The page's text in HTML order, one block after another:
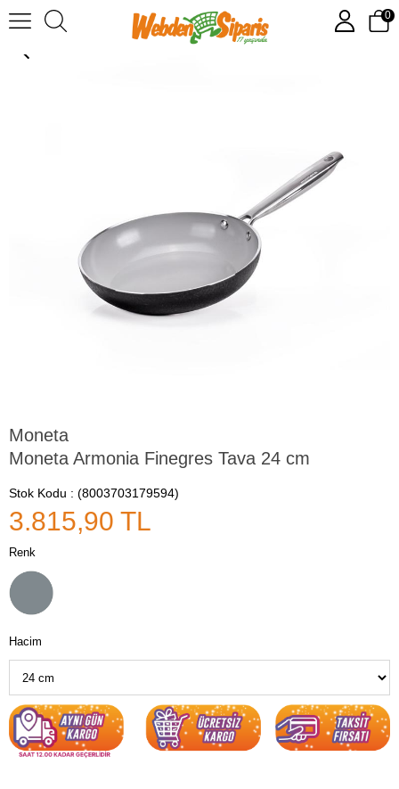
0
Moneta Armonia Finegres Tava 24 cm
Moneta
Moneta Armonia Finegres Tava 24 cm
Stok Kodu (8003703179594)
3.815,90 TL
Renk
Hacim